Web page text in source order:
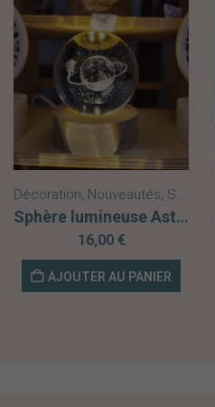
Décoration, Nouveautés, Sphère Lumineuse
Sphère lumineuse Astre
16,00 €
AJOUTER AU PANIER